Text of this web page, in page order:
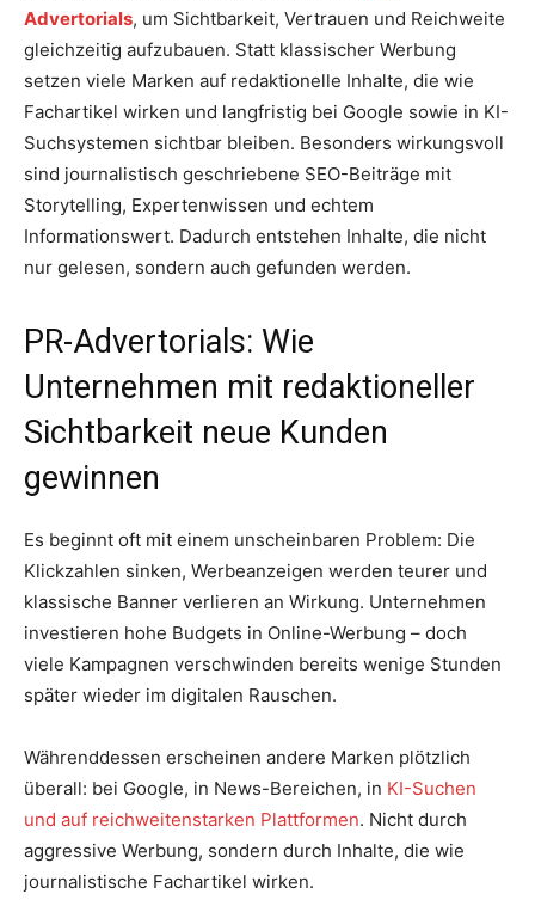
Advertorials, um Sichtbarkeit, Vertrauen und Reichweite
gleichzeitig aufzubauen. Statt klassischer Werbung
setzen viele Marken auf redaktionelle Inhalte, die wie
Fachartikel wirken und langfristig bei Google sowie in KI-
Suchsystemen sichtbar bleiben. Besonders wirkungsvoll
sind journalistisch geschriebene SEO-Beiträge mit
Storytelling, Expertenwissen und echtem
Informationswert. Dadurch entstehen Inhalte, die nicht
nur gelesen, sondern auch gefunden werden.
PR-Advertorials: Wie
Unternehmen mit redaktioneller
Sichtbarkeit neue Kunden
gewinnen
Es beginnt oft mit einem unscheinbaren Problem: Die
Klickzahlen sinken, Werbeanzeigen werden teurer und
klassische Banner verlieren an Wirkung. Unternehmen
investieren hohe Budgets in Online-Werbung – doch
viele Kampagnen verschwinden bereits wenige Stunden
später wieder im digitalen Rauschen.
Währenddessen erscheinen andere Marken plötzlich
überall: bei Google, in News-Bereichen, in KI-Suchen
und auf reichweitenstarken Plattformen. Nicht durch
aggressive Werbung, sondern durch Inhalte, die wie
journalistische Fachartikel wirken.